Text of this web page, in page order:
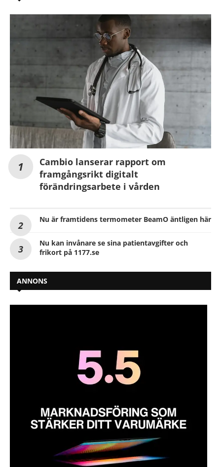
Cambio lanserar rapport om
framgångsrikt digitalt
förändringsarbete i vården
Nu är framtidens termometer BeamO äntligen här
Nu kan invånare se sina patientavgifter och
frikort på 1177.se
ANNONS